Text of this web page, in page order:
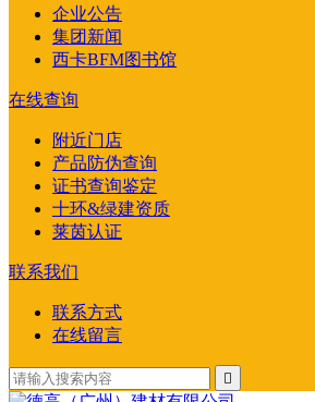
企业公告
集团新闻
西卡BFM图书馆
在线查询
附近门店
产品防伪查询
证书查询鉴定
十环&绿建资质
莱茵认证
联系我们
联系方式
在线留言
